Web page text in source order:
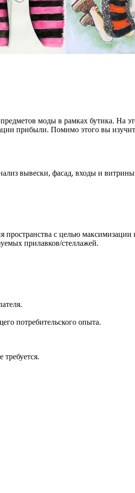
моды в рамках бутика. На
прибыли. Помимо этого вы
вывески, фасад, входы и
пространства с целью максимизации
прилавков/стеллажей.
потребительского опыта.